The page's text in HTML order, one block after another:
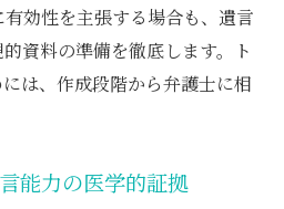
効性を主張する場合も、遺言
資料の準備を徹底します。ト
は、作成段階から弁護士に相
能力の医学的証拠